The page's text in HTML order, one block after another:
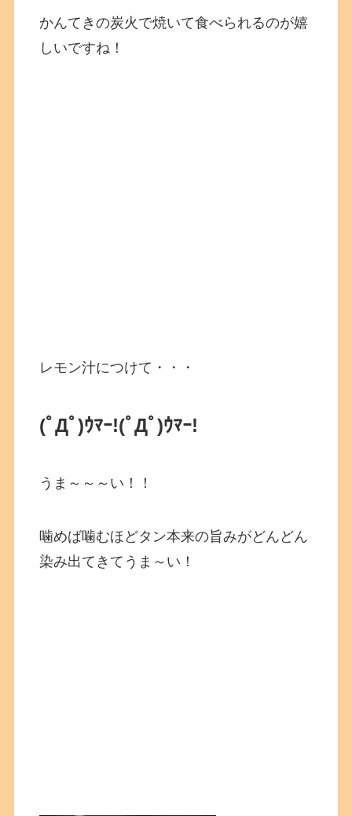
かんてきの炭火で焼いて食べられるのが嬉
しいですね！
レモン汁につけて・・・
(ﾟДﾟ)ｳﾏｰ!(ﾟДﾟ)ｳﾏｰ!
うま～～～い！！
噛めば噛むほどタン本来の旨みがどんどん
染み出てきてうま～い！